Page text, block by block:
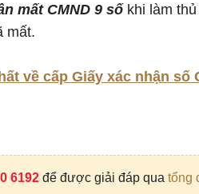
mất CMND 9 sốkhi làm thủ
mất.
về cấp Giấy xác nhận số
6192để được giải đáp qua tổng